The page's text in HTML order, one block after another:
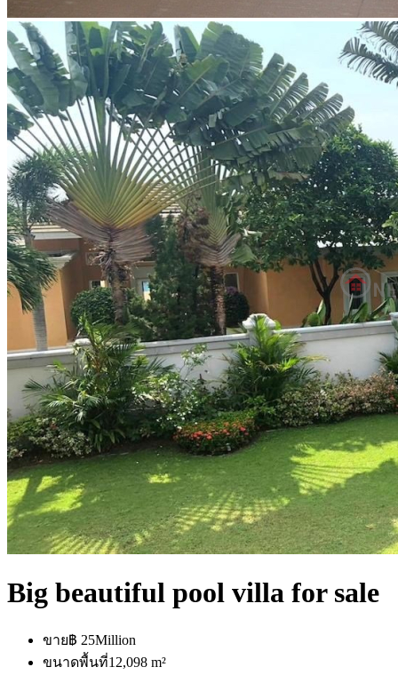
Big beautiful pool villa for sale
ขาย฿ 25Million
ขนาดพื้นที่12,098 m²